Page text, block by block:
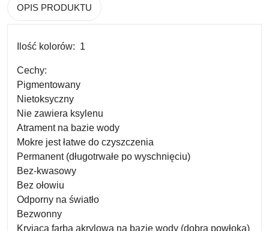
OPIS PRODUKTU
Ilość kolorów: 1
Cechy:
Pigmentowany
Nietoksyczny
Nie zawiera ksylenu
Atrament na bazie wody
Mokre jest łatwe do czyszczenia
Permanent (długotrwałe po wyschnięciu)
Bez-kwasowy
Bez ołowiu
Odporny na światło
Bezwonny
Kryjąca farba akrylowa na bazie wody (dobra powłoka)